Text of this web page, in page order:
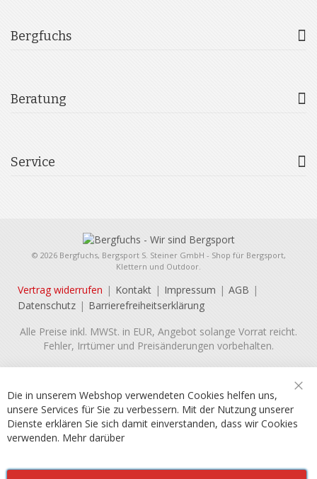
Bergfuchs
Beratung
Service
© 2026 Bergfuchs, Bergsport S. Steiner GmbH - Shop für Bergsport,
Klettern und Outdoor.
Vertrag widerrufen Kontakt Impressum
AGB
Datenschutz
Barrierefreiheitserklärung
Alle Preise inkl. MWSt. in EUR, Angebot solange Vorrat reicht.
Fehler, Irrtümer und Preisänderungen vorbehalten.
Die in unserem Webshop verwendeten Cookies helfen uns,
unsere Services für Sie zu verbessern. Mit der Nutzung unserer
Dienste erklären Sie sich damit einverstanden, dass wir Cookies
verwenden. Mehr darüber